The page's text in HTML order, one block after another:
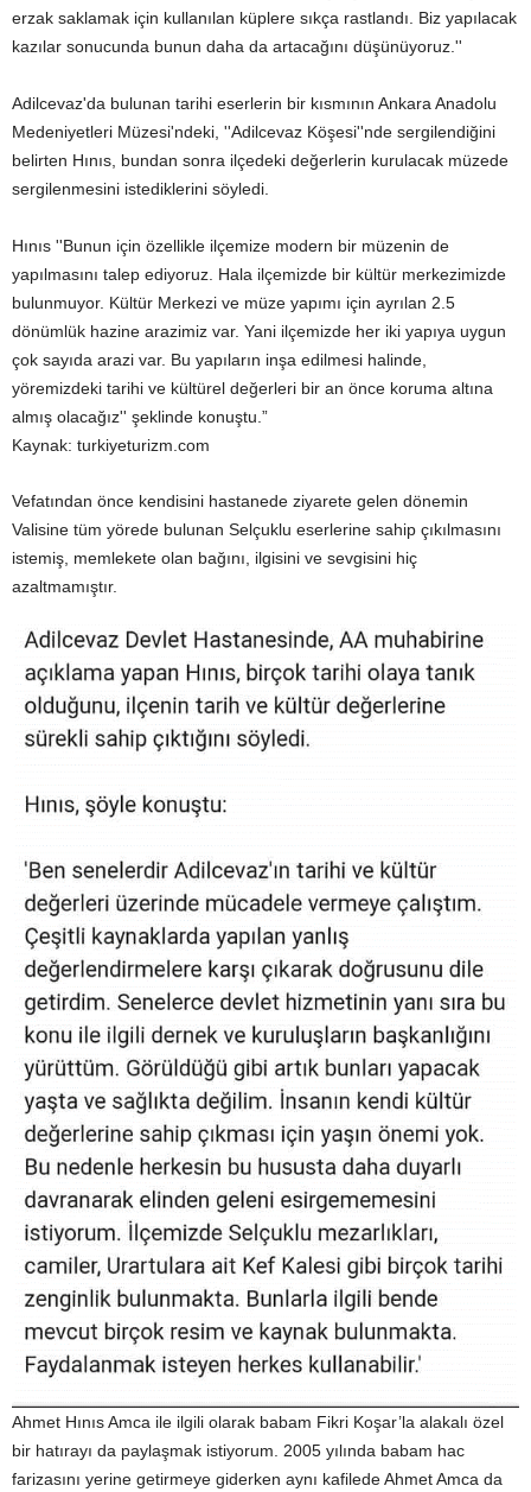
erzak saklamak için kullanılan küplere sıkça rastlandı. Biz yapılacak
kazılar sonucunda bunun daha da artacağını düşünüyoruz.''
Adilcevaz'da bulunan tarihi eserlerin bir kısmının Ankara Anadolu
Medeniyetleri Müzesi'ndeki, ''Adilcevaz Köşesi''nde sergilendiğini
belirten Hınıs, bundan sonra ilçedeki değerlerin kurulacak müzede
sergilenmesini istediklerini söyledi.
Hınıs ''Bunun için özellikle ilçemize modern bir müzenin de
yapılmasını talep ediyoruz. Hala ilçemizde bir kültür merkezimizde
bulunmuyor. Kültür Merkezi ve müze yapımı için ayrılan 2.5
dönümlük hazine arazimiz var. Yani ilçemizde her iki yapıya uygun
çok sayıda arazi var. Bu yapıların inşa edilmesi halinde,
yöremizdeki tarihi ve kültürel değerleri bir an önce koruma altına
almış olacağız'' şeklinde konuştu.”
Kaynak: turkiyeturizm.com
Vefatından önce kendisini hastanede ziyarete gelen dönemin
Valisine tüm yörede bulunan Selçuklu eserlerine sahip çıkılmasını
istemiş, memlekete olan bağını, ilgisini ve sevgisini hiç
azaltmamıştır.
Ahmet Hınıs Amca ile ilgili olarak babam Fikri Koşar’la alakalı özel
bir hatırayı da paylaşmak istiyorum. 2005 yılında babam hac
farizasını yerine getirmeye giderken aynı kafilede Ahmet Amca da